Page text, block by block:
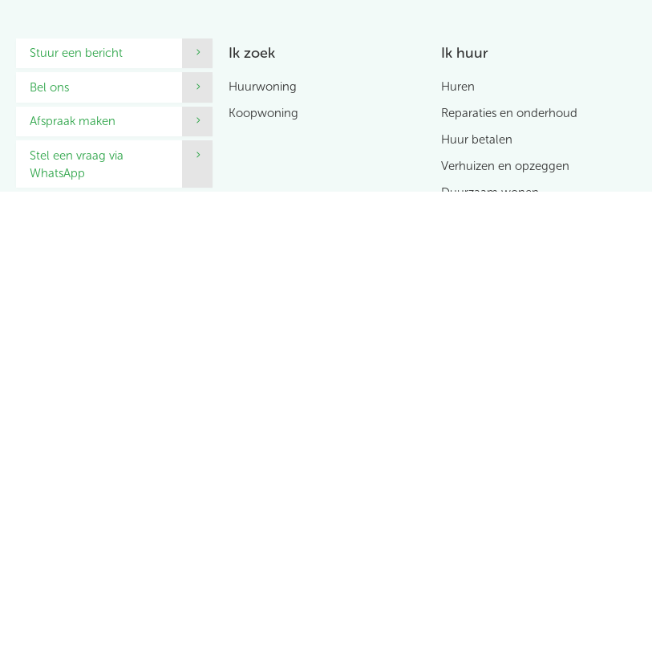
Contactinformatie
Stuur een bericht
Bel ons
Afspraak maken
Stel een vraag via
WhatsApp
Ik zoek
Huurwoning
Koopwoning
Ik huur
Huren
Reparaties en onderhoud
Huur betalen
Verhuizen en opzeggen
Duurzaam wonen